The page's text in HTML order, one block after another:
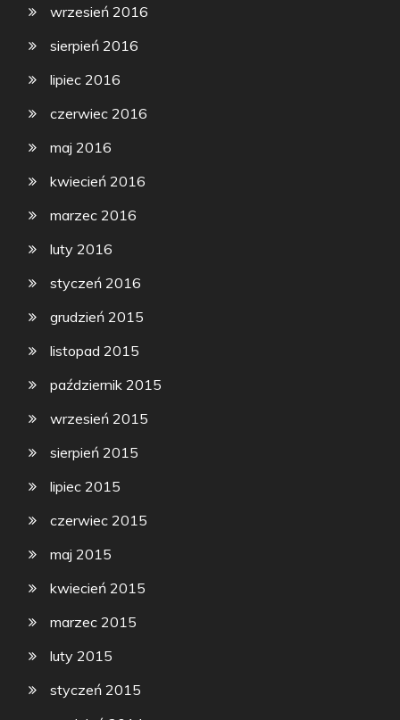
wrzesień 2016
sierpień 2016
lipiec 2016
czerwiec 2016
maj 2016
kwiecień 2016
marzec 2016
luty 2016
styczeń 2016
grudzień 2015
listopad 2015
październik 2015
wrzesień 2015
sierpień 2015
lipiec 2015
czerwiec 2015
maj 2015
kwiecień 2015
marzec 2015
luty 2015
styczeń 2015